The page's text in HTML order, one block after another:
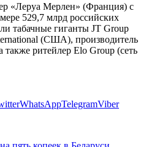
«Леруа Мерлен» (Франция) с
529,7 млрд российских
табачные гиганты JT Group
(США), производитель
ритейлер Elo Group (сеть
WhatsAppTelegramViber